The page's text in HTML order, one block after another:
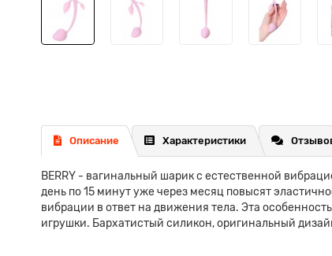
Описание Характеристики
BERRY - вагинальный шарик с естественной
день по 15 минут уже через месяц повысят
вибрации в ответ на движения тела. Эта
игрушки. Бархатистый силикон, оригинальный